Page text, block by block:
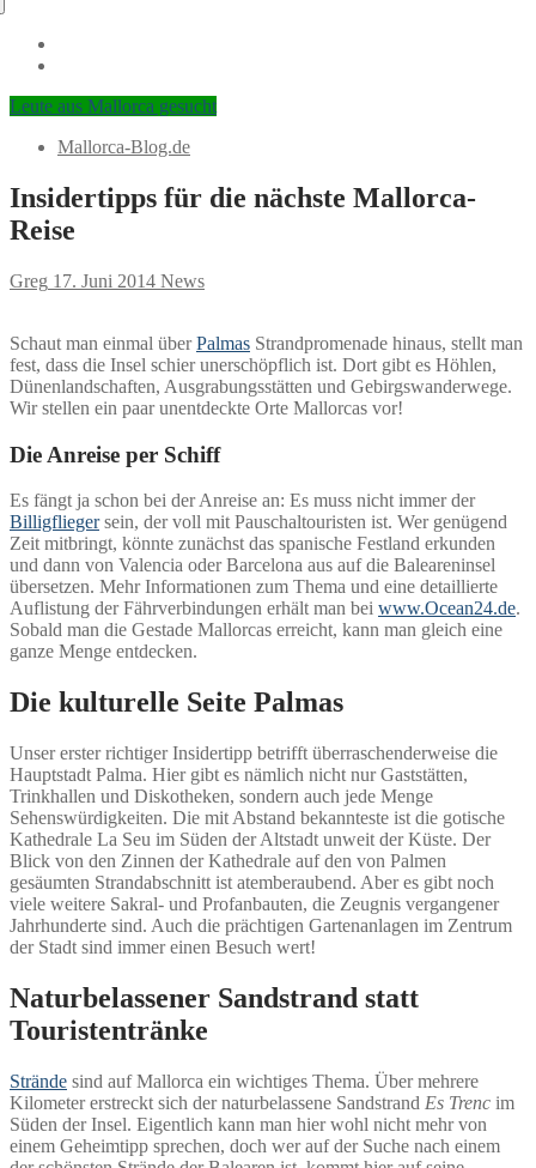
Leute aus Mallorca gesucht
Mallorca-Blog.de
Insidertipps für die nächste Mallorca-
Reise
Greg 17. Juni 2014 News
Schaut man einmal überPalmas Strandpromenade hinaus, stellt man
fest, dass die Insel schier unerschöpflich ist. Dort gibt es Höhlen,
Dünenlandschaften, Ausgrabungsstätten und Gebirgswanderwege.
Wir stellen ein paar unentdeckte Orte Mallorcas vor!
Die Anreise per Schiff
Es fängt ja schon bei der Anreise an: Es muss nicht immer der
Billigfliegersein, der voll mit Pauschaltouristen ist. Wer genügend
Zeit mitbringt, könnte zunächst das spanische Festland erkunden
und dann von Valencia oder Barcelona aus auf die Baleareninsel
übersetzen. Mehr Informationen zum Thema und eine detaillierte
Auflistung der Fährverbindungen erhält man bei www.Ocean24.de.
Sobald man die Gestade Mallorcas erreicht, kann man gleich eine
ganze Menge entdecken.
Die kulturelle Seite Palmas
Unser erster richtiger Insidertipp betrifft überraschenderweise die
Hauptstadt Palma. Hier gibt es nämlich nicht nur Gaststätten,
Trinkhallen und Diskotheken, sondern auch jede Menge
Sehenswürdigkeiten. Die mit Abstand bekannteste ist die gotische
Kathedrale La Seu im Süden der Altstadt unweit der Küste. Der
Blick von den Zinnen der Kathedrale auf den von Palmen
gesäumten Strandabschnitt ist atemberaubend. Aber es gibt noch
viele weitere Sakral- und Profanbauten, die Zeugnis vergangener
Jahrhunderte sind. Auch die prächtigen Gartenanlagen im Zentrum
der Stadt sind immer einen Besuch wert!
Naturbelassener Sandstrand statt
Touristentränke
Strände sind auf Mallorca ein wichtiges Thema. Über mehrere
Kilometer erstreckt sich der naturbelassene Sandstrand Es Trenc im
Süden der Insel. Eigentlich kann man hier wohl nicht mehr von
einem Geheimtipp sprechen, doch wer auf der Suche nach einem